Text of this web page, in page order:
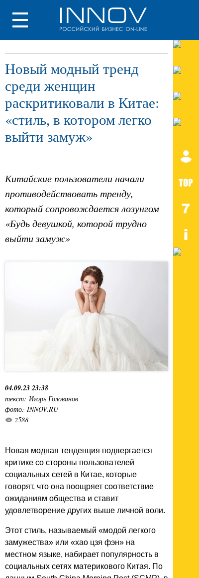
Новый модный тренд
среди женщин
раскритиковали в Китае:
«стиль, в котором легко
выйти замуж»
Китайские пользователи начали
противодействовать тренду,
который сопровождается лозунгом
«Будь девушкой, которой трудно
выйти замуж»
04.09.23 23:38
текст: Игорь Голованов
фото: INNOV.RU
2588
Новая модная тенденция подвергается
критике со стороны пользователей
социальных сетей в Китае, которые
говорят, что она поощряет соответствие
ожиданиям общества и ставит
удовлетворение других выше личной воли.
Этот стиль, называемый «модой легкого
замужества» или «хао цзя фэн» на
местном языке, набирает популярность в
социальных сетях материкового Китая. По